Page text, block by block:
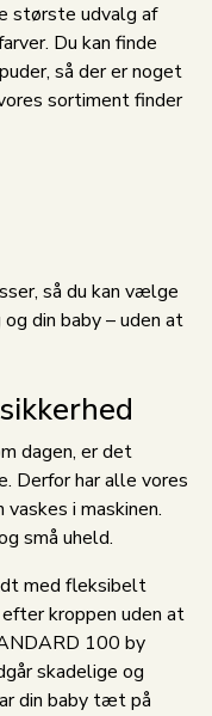
største udvalg af
Du kan finde
så der er noget
sortiment finder
så du kan vælge
din baby – uden at
dagen, er det
Derfor har alle vores
i maskinen.
små uheld.
med fleksibelt
kroppen uden at
100 by
skadelige og
din baby tæt på